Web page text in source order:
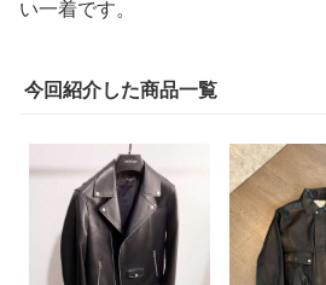
い一着です。
今回紹介した商品一覧